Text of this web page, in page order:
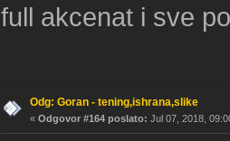
full akcenat i sve
Odg: Goran - tening,ishrana,slike
« Odgovor #164 poslato: Jul 07, 2018,